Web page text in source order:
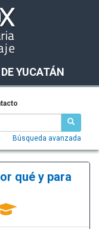
YUCATÁN
Búsqueda avanzada
qué y para